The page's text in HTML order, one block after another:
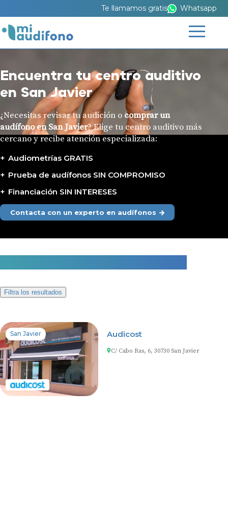
Te llamamos gratis Whatsapp
Encuentra tu centro auditivo
en San Javier
¿Necesitas revisar tu audición o comprar un
audífono en San Javier? Elige tu centro auditivo más
cercano y recibe atención especializada:
Audiometrías GRATIS
Prueba de audífonos SIN COMPROMISO
Financiación SIN INTERESES
Contacta con un experto en audífonos
1 centro auditivo en San Javier
Filtra los resultados
San Javier Audicost
C/ Cabo Ras, 6, 30730 San Javier